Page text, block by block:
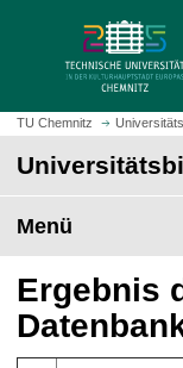
z
m
t
e
i
t
u
f
TU Chemnitz
Menü
Ergebnis